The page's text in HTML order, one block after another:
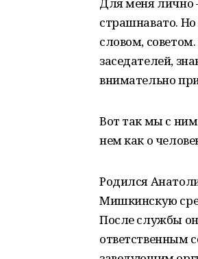
страшнавато.
словом,
заседателей,
внимательно
Вот так мы с
нем как о
Родился
Мишкинскую
После службы
ответственным